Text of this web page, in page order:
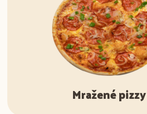
Mražené pizzy